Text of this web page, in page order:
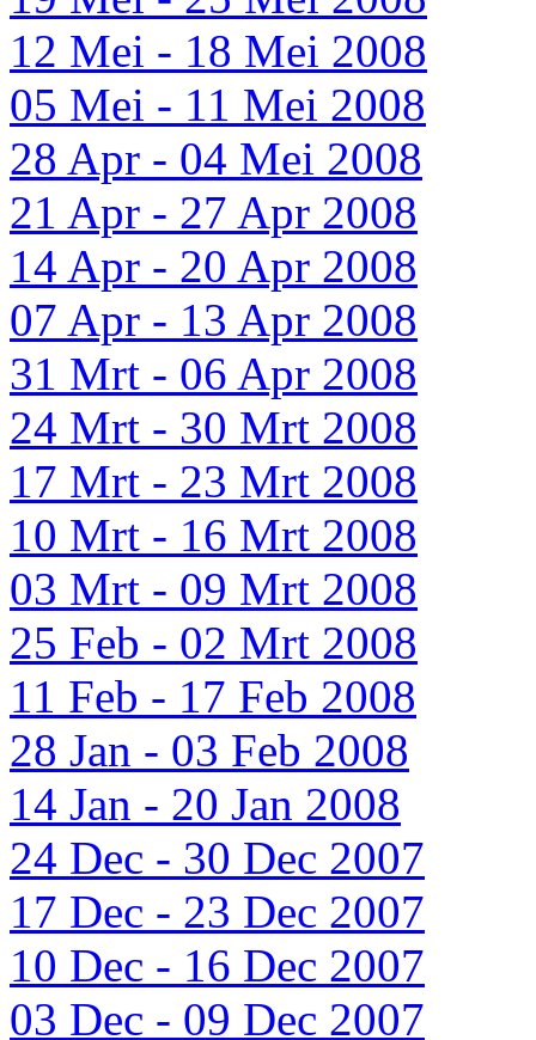
12 Mei - 18 Mei 2008
05 Mei - 11 Mei 2008
28 Apr - 04 Mei 2008
21 Apr - 27 Apr 2008
14 Apr - 20 Apr 2008
07 Apr - 13 Apr 2008
31 Mrt - 06 Apr 2008
24 Mrt - 30 Mrt 2008
17 Mrt - 23 Mrt 2008
10 Mrt - 16 Mrt 2008
03 Mrt - 09 Mrt 2008
25 Feb - 02 Mrt 2008
11 Feb - 17 Feb 2008
28 Jan - 03 Feb 2008
14 Jan - 20 Jan 2008
24 Dec - 30 Dec 2007
17 Dec - 23 Dec 2007
10 Dec - 16 Dec 2007
03 Dec - 09 Dec 2007